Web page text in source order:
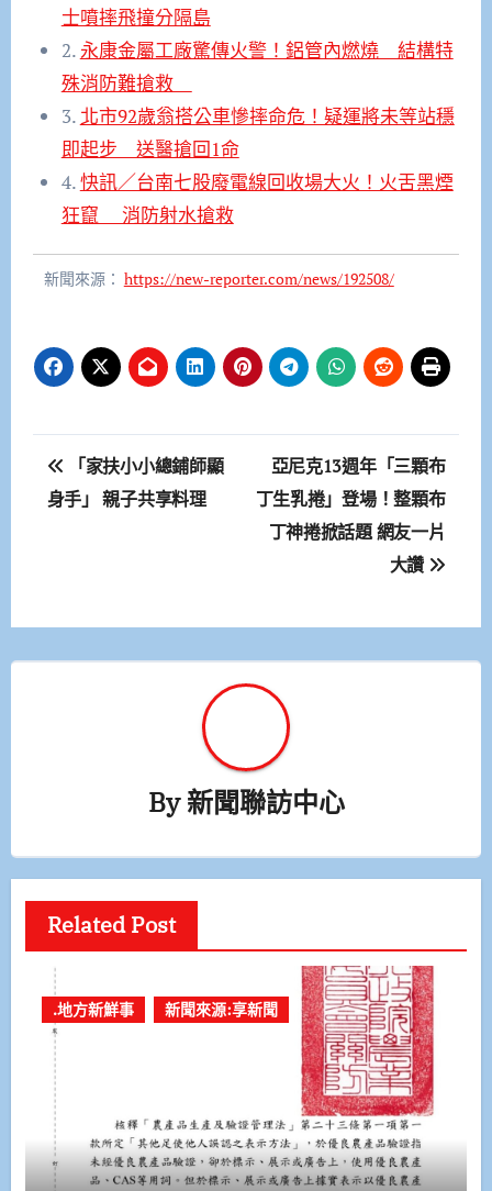
士噴摔飛撞分隔島
2. 永康金屬工廠驚傳火警！鋁管內燃燒 結構特
殊消防難搶救
3. 北市92歲翁搭公車慘摔命危！疑運將未等站穩
即起步 送醫搶回1命
4.快訊／台南七股廢電線回收場大火！火舌黑煙
狂竄 消防射水搶救
新聞來源： https://new-reporter.com/news/192508/
文
章
「家扶小小總鋪師顯
身手」 親子共享料理
亞尼克13週年「三顆布
丁生乳捲」登場！整顆布
丁神捲掀話題 網友一片
大讚
By新聞聯訪中心
Related Post
.地方新鮮事 新聞來源:享新聞